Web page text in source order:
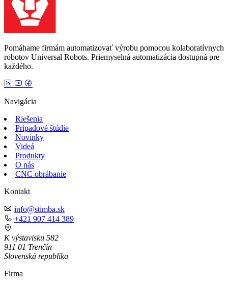
Pomáhame firmám automatizovať výrobu pomocou kolaboratívnych
robotov Universal Robots. Priemyselná automatizácia dostupná pre
každého.
Navigácia
Riešenia
Prípadové štúdie
Novinky
Videá
Produkty
O nás
CNC obrábanie
Kontakt
info@stimba.sk
+421 907 414 389
K výstavisku 582
911 01 Trenčín
Slovenská republika
Firma